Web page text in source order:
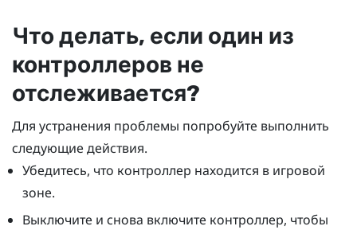
Что делать, если один из
контроллеров не
отслеживается?
Для устранения проблемы попробуйте выполнить
следующие действия.
Убедитесь, что контроллер находится в игровой
зоне.
Выключите и снова включите контроллер, чтобы